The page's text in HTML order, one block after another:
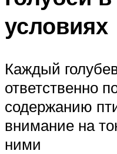
условиях
Каждый
ответственно
содержанию
внимание на
ними